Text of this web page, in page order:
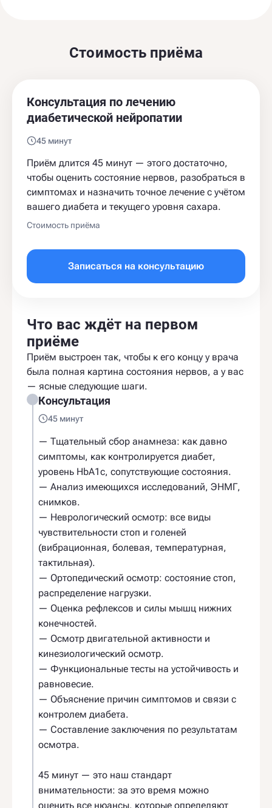
Стоимость приёма
Консультация по лечению
диабетической нейропатии
45 минут
Приём длится 45 минут — этого достаточно,
чтобы оценить состояние нервов, разобраться в
симптомах и назначить точное лечение с учётом
вашего диабета и текущего уровня сахара.
Стоимость приёма
Записаться на консультацию
Что вас ждёт на первом
приёме
Приём выстроен так, чтобы к его концу у врача
была полная картина состояния нервов, а у вас
— ясные следующие шаги.
Консультация
45 минут
— Тщательный сбор анамнеза: как давно
симптомы, как контролируется диабет,
уровень HbA1c, сопутствующие состояния.
— Анализ имеющихся исследований, ЭНМГ,
снимков.
— Неврологический осмотр: все виды
чувствительности стоп и голеней
(вибрационная, болевая, температурная,
тактильная).
— Ортопедический осмотр: состояние стоп,
распределение нагрузки.
— Оценка рефлексов и силы мышц нижних
конечностей.
— Осмотр двигательной активности и
кинезиологический осмотр.
— Функциональные тесты на устойчивость и
равновесие.
— Объяснение причин симптомов и связи с
контролем диабета.
— Составление заключения по результатам
осмотра.
45 минут — это наш стандарт
внимательности: за это время можно
оценить все нюансы, которые определяют